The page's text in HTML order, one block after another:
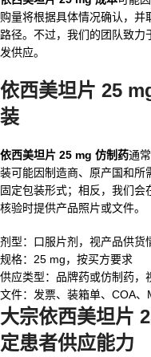
购量将根据具体情况确认，
路径。不过，我们的团队致力
发供应。
依西美坦片 25
装
依西美坦片 25 mg 仿制药通
装可能因制造商、原产国和
固定包装形式；相反，我们
核验时提供产品照片或文件。
剂型：口服片剂，视产品供货
规格：25 mg，按买方要求
供应类型：品牌药或仿制药，
文件：发票、装箱单、COA
大宗依西美坦片
定患者供应能力